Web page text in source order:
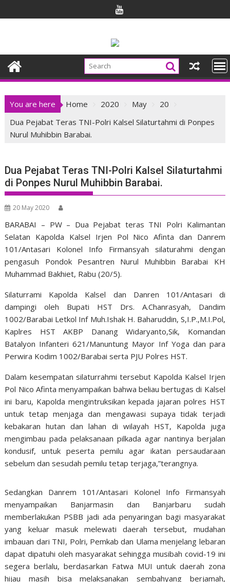
to
You are here Home 2020 May
20
Dua Pejabat Teras TNI-Polri Kalsel Silaturtahmi di Ponpes
Nurul Muhibbin Barabai.
Dua Pejabat Teras TNI-Polri Kalsel Silaturtahmi
di Ponpes Nurul Muhibbin Barabai.
20 May 2020
BARABAI – PW – Dua Pejabat teras TNI Polri Kalimantan
Selatan Kapolda Kalsel Irjen Pol Nico Afinta dan Danrem
101/Antasari Kolonel Info Firmansyah silaturahmi dengan
pengasuh Pondok Pesantren Nurul Muhibbin Barabai KH
Muhammad Bakhiet, Rabu (20/5).
Silaturrami Kapolda Kalsel dan Danren 101/Antasari di
dampingi oleh Bupati HST Drs. A.Chanrasyah, Dandim
1002/Barabai Letkol Inf Muh.Ishak H. Baharuddin, S,I.P.,M.I.Pol,
Kaplres HST AKBP Danang Widaryanto,Sik, Komandan
Batalyon Infanteri 621/Manuntung Mayor Inf Yoga dan para
Perwira Kodim 1002/Barabai serta PJU Polres HST.
Dalam kesempatan silaturrahmi tersebut Kapolda Kalsel Irjen
Pol Nico Afinta menyampaikan bahwa beliau bertugas di Kalsel
ini baru, Kapolda mengintruksikan kepada jajaran polres HST
untuk tetap menjaga dan mengawasi supaya tidak terjadi
kebakaran hutan dan lahan di wilayah HST, Kapolda juga
mengimbau pada pelaksanaan pilkada agar nantinya berjalan
kondusif, untuk peserta pemilu agar ikatan persaudaraan
sebelum dan sesudah pemilu tetap terjaga,”terangnya.
Sedangkan Danrem 101/Antasari Kolonel Info Firmansyah
menyampaikan Banjarmasin dan Banjarbaru sudah
memberlakukan PSBB jadi ada penyaringan bagi masyarakat
yang keluar masuk melewati daerah tersebut, mudahan
imbauan dari TNI, Polri, Pemkab dan Ulama menjelang lebaran
dapat dipatuhi oleh masyarakat sehingga musibah covid-19 ini
segera berlalu, berdasarkan Fatwa MUI untuk daerah zona
hijau masih bisa melaksanakan sembahyang berjamah,